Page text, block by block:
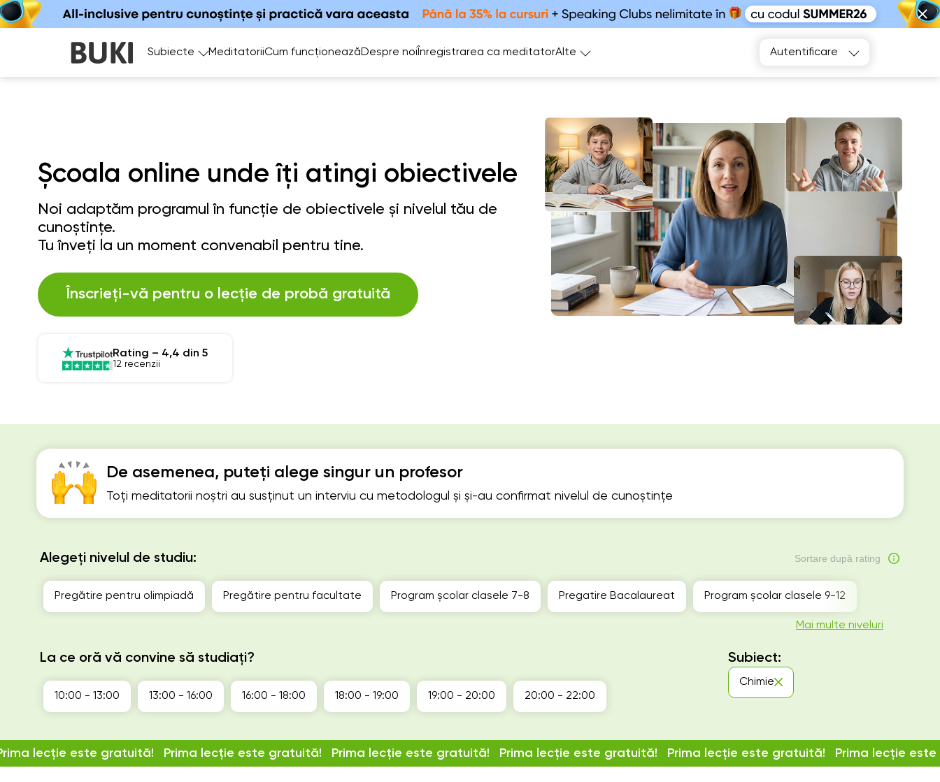
Subiecte MeditatoriiCum funcționeazăDespre noi Înregistrarea ca meditatorAlte Autentificare
lecție este gratuită! Prima lecție este gratuită! Prima lecție este gratuită! Prima lecție este gratuită! Prima lecție este gratuită! Prima lecție
De asemenea, puteți alege singur un profesor
Toți meditatorii noștri au susținut un interviu cu metodologul și și-au confirmat nivelul de cunoștințe
Alegeți nivelul de studiu: Sortare după rating
Pregătire pentru olimpiadă Pregătire pentru facultate Program școlar clasele 7-8 Pregatire Bacalaureat Program școlar clasele 9-12
Mai multe niveluri
La ce oră vă convine să studiați?
10:00 - 13:00 13:00 - 16:00 16:00 - 18:00 18:00 - 19:00 19:00 - 20:00 20:00 - 22:00
Subiect:
Chimie
Școala online unde îți atingi obiectivele
Noi adaptăm programul în funcție de obiectivele și nivelul tău de
cunoștințe.
Tu înveți la un moment convenabil pentru tine.
Înscrieți-vă pentru o lecție de probă gratuită
Rating – 4,4 din 5
12 recenzii
Alegeți